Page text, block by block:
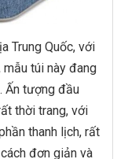
Trung Quốc, với
mẫu túi này đang
Ấn tượng đầu
thời trang, với
thanh lịch, rất
đơn giản và